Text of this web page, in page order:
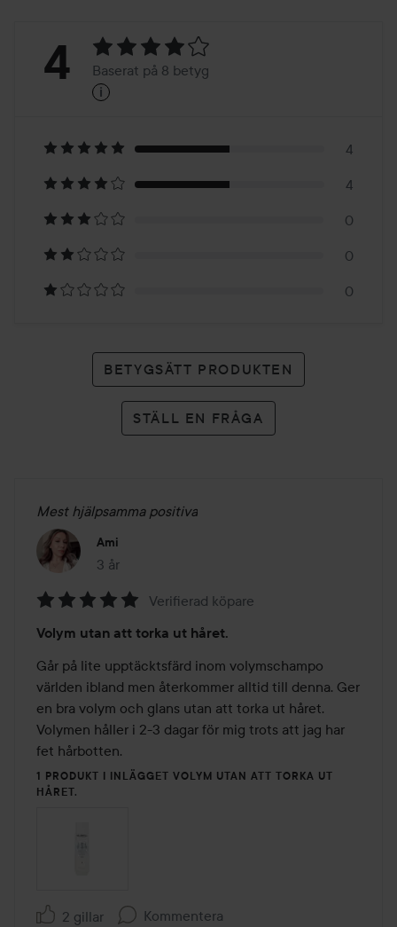
Betyg:
Baserat
på
8
betyg
4 Baserat på 8 betyg
i
4
4
0
0
0
BETYGSÄTT PRODUKTEN
STÄLL EN FRÅGA
Mest hjälpsamma positiva
Ami
3 år
Inlägget skapades 3 år
5
av
5
Verifierad köpare
Volym utan att torka ut håret.
Går på lite upptäcktsfärd inom volymschampo
världen ibland men återkommer alltid till denna. Ger
en bra volym och glans utan att torka ut håret.
Volymen håller i 2-3 dagar för mig trots att jag har
fet hårbotten.
1 PRODUKT I INLÄGGET VOLYM UTAN ATT TORKA UT
HÅRET.
2 gillar Kommentera